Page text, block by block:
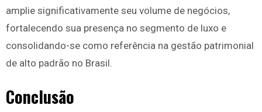
amplie significativamente seu volume de negócios,
fortalecendo sua presença no segmento de luxo e
consolidando-se como referência na gestão patrimonial
de alto padrão no Brasil.
Conclusão